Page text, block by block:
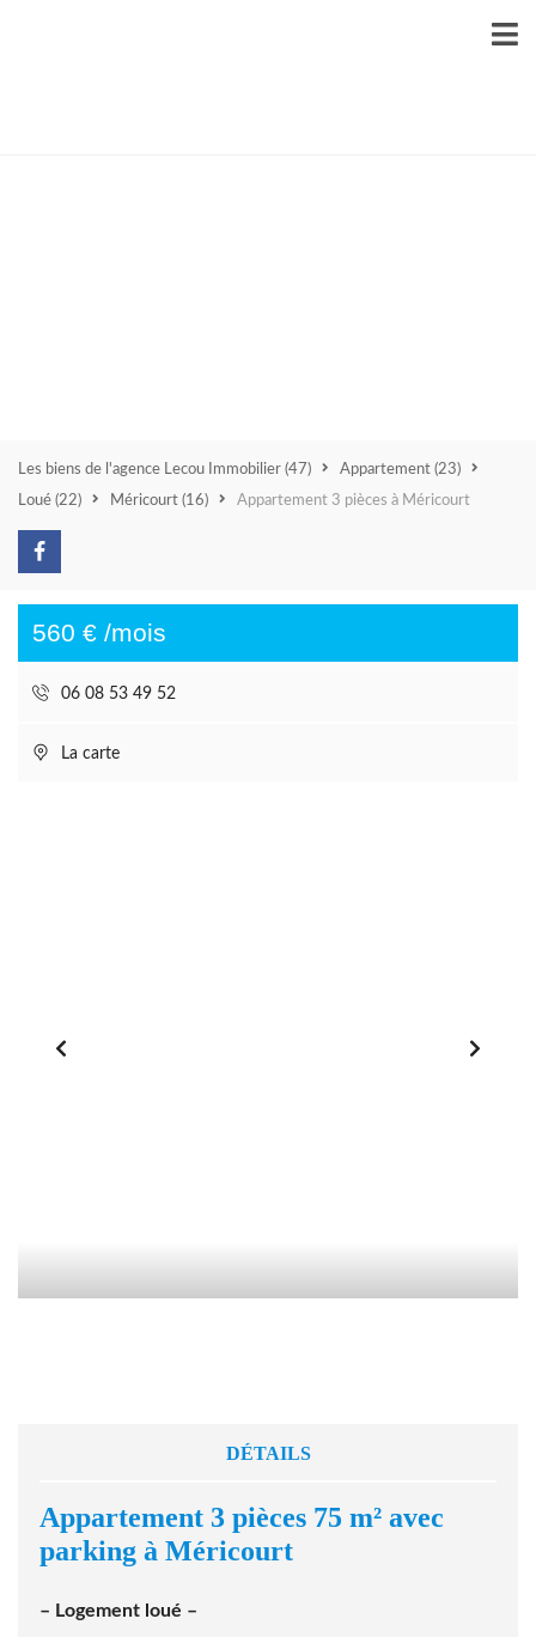
Les biens de l'agence Lecou Immobilier (47) Appartement (23)
Loué (22) Méricourt (16) Appartement 3 pièces à Méricourt
560 € /mois
06 08 53 49 52
La carte
DÉTAILS
Appartement 3 pièces 75 m² avec
parking à Méricourt
– Logement loué –